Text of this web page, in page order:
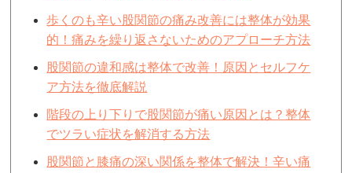
歩くのも辛い股関節の痛み改善には整体が効果
的！痛みを繰り返さないためのアプローチ方法
股関節の違和感は整体で改善！原因とセルフケ
ア方法を徹底解説
階段の上り下りで股関節が痛い原因とは？整体
でツラい症状を解消する方法
股関節と膝痛の深い関係を整体で解決！辛い痛